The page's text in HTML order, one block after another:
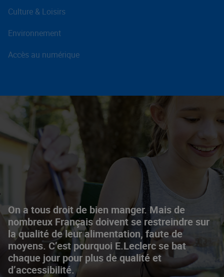
On a tous droit de bien manger. Mais de
nombreux Français doivent se restreindre sur
la qualité de leur alimentation, faute de
moyens. C’est pourquoi E.Leclerc se bat
chaque jour pour plus de qualité et
d’accessibilité.
Culture & Loisirs
Environnement
Accès au numérique